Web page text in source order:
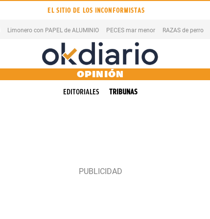
EL SITIO DE LOS INCONFORMISTAS
Limonero con PAPEL de ALUMINIO PECES mar menor RAZAS de perro
OPINIÓN
EDITORIALES TRIBUNAS